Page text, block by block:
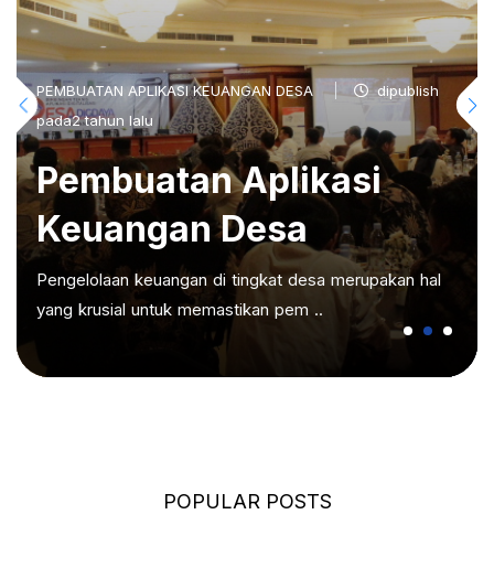
PEMBUATAN APLIKASI KEUANGAN DESA
dipublish
pada2 tahun lalu
Pembuatan Aplikasi
Keuangan Desa
Pengelolaan keuangan di tingkat desa merupakan hal
yang krusial untuk memastikan pem ..
POPULAR POSTS